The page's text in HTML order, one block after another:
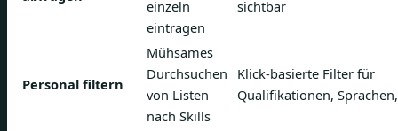
einzeln
eintragen
sichtbar
Personal filtern
Mühsames
Durchsuchen
von Listen
nach Skills
Klick-basierte Filter für
Qualifikationen,